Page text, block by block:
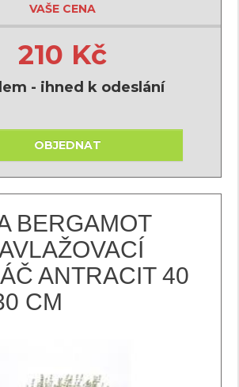
VAŠE CENA
210 Kč
- ihned k odeslání
OBJEDNAT
BERGAMOT
ANTRACIT 40
CM